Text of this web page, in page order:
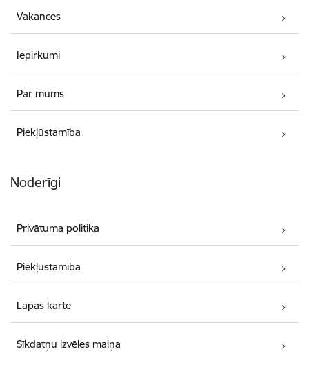
Vakances
Iepirkumi
Par mums
Piekļūstamība
Noderīgi
Privātuma politika
Piekļūstamība
Lapas karte
Sīkdatņu izvēles maiņa